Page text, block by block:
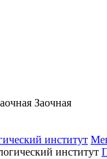
Заочная
институт